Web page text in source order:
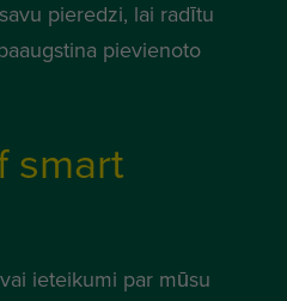
pieredzi, lai radītu
pievienoto
smart
ieteikumi par mūsu